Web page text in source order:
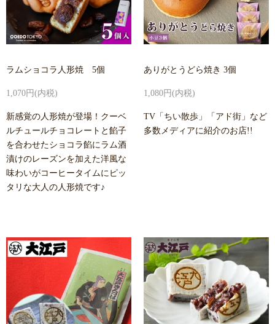
ラムショコラ人形焼 5個
1,070円(内税)
新感覚の人形焼が登場！クーベ
ルチュールチョコレートと餡子
を合わせたショコラ餡にラム酒
漬けのレーズンを加えた洋風な
味わいがコーヒータイムにピッ
タリな大人の人形焼です♪
ありがとうどら焼き 3個
1,080円(内税)
TV「ちい散歩」「アド街」など
多数メディアに紹介のお店!!